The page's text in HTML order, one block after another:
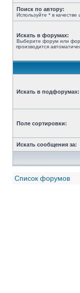
Поиск по автору:
Используйте * в качестве
Искать в форумах:
Выберите форум или
производится
Искать в подфорумах:
Поле сортировки:
Искать сообщения за:
Список форумов